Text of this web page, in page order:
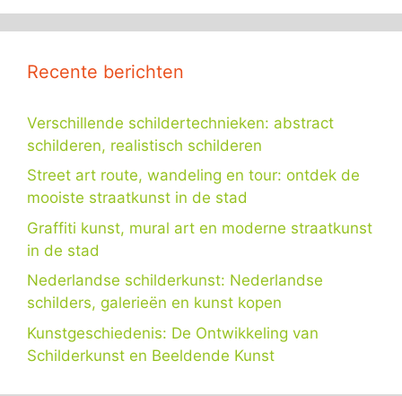
Recente berichten
Verschillende schildertechnieken: abstract
schilderen, realistisch schilderen
Street art route, wandeling en tour: ontdek de
mooiste straatkunst in de stad
Graffiti kunst, mural art en moderne straatkunst
in de stad
Nederlandse schilderkunst: Nederlandse
schilders, galerieën en kunst kopen
Kunstgeschiedenis: De Ontwikkeling van
Schilderkunst en Beeldende Kunst